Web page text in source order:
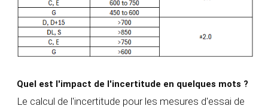
Quel est l'impact de l'incertitude en quelques mots ?
Le calcul de l'incertitude pour les mesures d'essai de